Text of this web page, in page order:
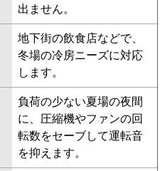
出ません。
地下街の飲食店などで、
冬場の冷房ニーズに対応
します。
負荷の少ない夏場の夜間
に、圧縮機やファンの回
転数をセーブして運転音
を抑えます。